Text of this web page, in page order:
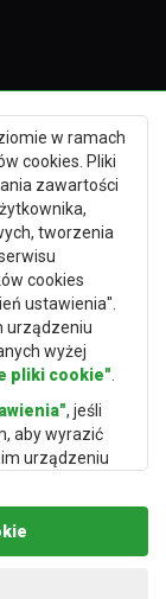
w ramach
cookies. Pliki
zawartości
tworzenia
cookies
ustawienia".
urządzeniu
wyżej
pliki cookie"
, jeśli
aby wyrazić
urządzeniu
zakresie w
Bartosik z